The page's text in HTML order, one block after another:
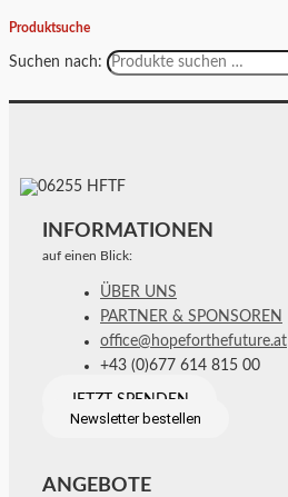
Produktsuche
Suchen nach:
INFORMATIONEN
auf einen Blick:
ÜBER UNS
PARTNER & SPONSOREN
office@hopeforthefuture.at
+43 (0)677 614 815 00
JETZT SPENDEN
Newsletter bestellen
ANGEBOTE